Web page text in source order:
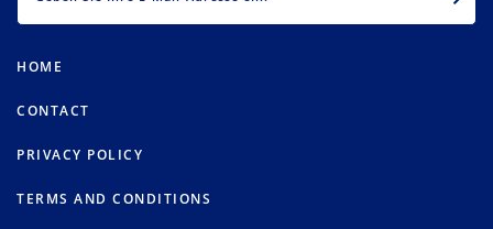
HOME
CONTACT
PRIVACY POLICY
TERMS AND CONDITIONS